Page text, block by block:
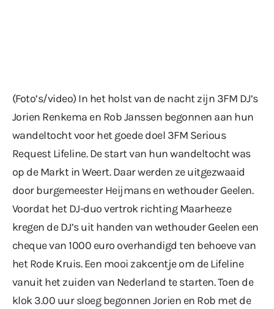
(Foto’s/video) In het holst van de nacht zijn 3FM DJ’s
Jorien Renkema en Rob Janssen begonnen aan hun
wandeltocht voor het goede doel 3FM Serious
Request Lifeline. De start van hun wandeltocht was
op de Markt in Weert. Daar werden ze uitgezwaaid
door burgemeester Heijmans en wethouder Geelen.
Voordat het DJ-duo vertrok richting Maarheeze
kregen de DJ’s uit handen van wethouder Geelen een
cheque van 1000 euro overhandigd ten behoeve van
het Rode Kruis. Een mooi zakcentje om de Lifeline
vanuit het zuiden van Nederland te starten. Toen de
klok 3.00 uur sloeg begonnen Jorien en Rob met de